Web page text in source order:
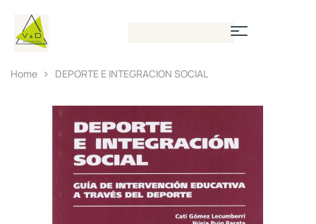
Home DEPORTE E INTEGRACION SOCIAL